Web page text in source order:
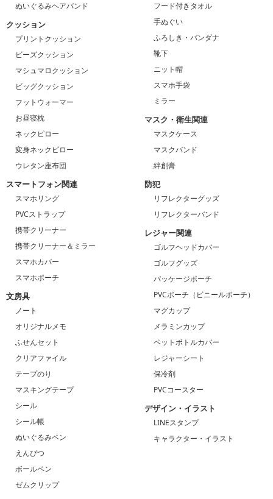
ぬいぐるみヘアバンド
クッション
プリントクッション
ビーズクッション
マシュマロクッション
ビッグクッション
フットウォーマー
お昼寝枕
ネックピロー
変身ネックピロー
ウレタン座布団
スマートフォン関連
スマホリング
PVCストラップ
携帯クリーナー
携帯クリーナー＆ミラー
スマホカバー
スマホポーチ
文房具
ノート
オリジナルメモ
ふせんセット
クリアファイル
テープのり
マスキングテープ
シール
シール帳
ぬいぐるみペン
えんぴつ
ボールペン
ゼムクリップ
フード付きタオル
手ぬぐい
ふろしき・バンダナ
靴下
ニット帽
スマホ手袋
ミラー
マスク・衛生関連
マスクケース
マスクバンド
絆創膏
防犯
リフレクターグッズ
リフレクターバンド
レジャー関連
ゴルフヘッドカバー
ゴルフグッズ
パッケージポーチ
PVCポーチ（ビニールポーチ）
マグカップ
メラミンカップ
ペットボトルカバー
レジャーシート
保冷剤
PVCコースター
デザイン・イラスト
LINEスタンプ
キャラクター・イラスト